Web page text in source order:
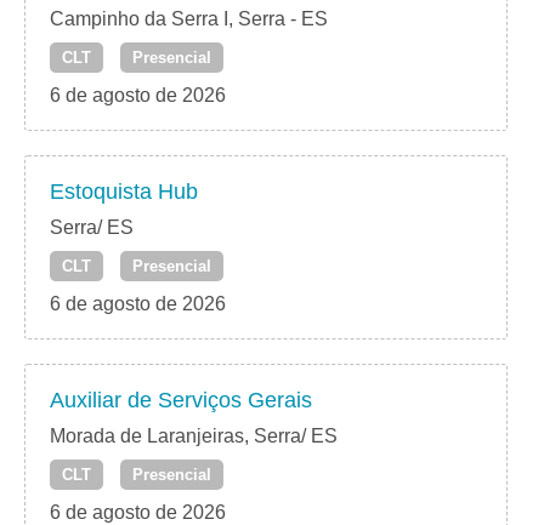
Campinho da Serra I, Serra - ES
CLT Presencial
6 de agosto de 2026
Estoquista Hub
Serra/ ES
CLT Presencial
6 de agosto de 2026
Auxiliar de Serviços Gerais
Morada de Laranjeiras, Serra/ ES
CLT Presencial
6 de agosto de 2026